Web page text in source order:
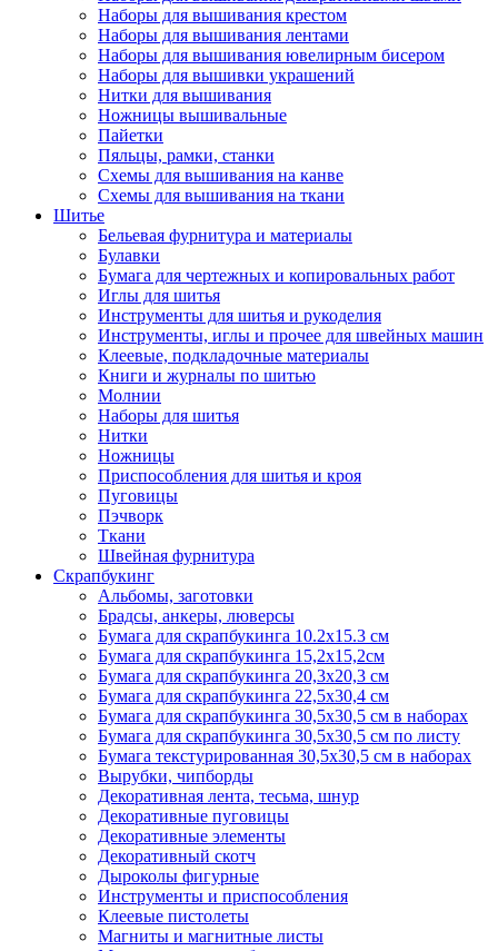
Наборы для вышивания крестом
Наборы для вышивания лентами
Наборы для вышивания ювелирным бисером
Наборы для вышивки украшений
Нитки для вышивания
Ножницы вышивальные
Пайетки
Пяльцы, рамки, станки
Схемы для вышивания на канве
Схемы для вышивания на ткани
Шитье
Бельевая фурнитура и материалы
Булавки
Бумага для чертежных и копировальных работ
Иглы для шитья
Инструменты для шитья и рукоделия
Инструменты, иглы и прочее для швейных машин
Клеевые, подкладочные материалы
Книги и журналы по шитью
Молнии
Наборы для шитья
Нитки
Ножницы
Приспособления для шитья и кроя
Пуговицы
Пэчворк
Ткани
Швейная фурнитура
Скрапбукинг
Альбомы, заготовки
Брадсы, анкеры, люверсы
Бумага для скрапбукинга 10.2х15.3 см
Бумага для скрапбукинга 15,2х15,2см
Бумага для скрапбукинга 20,3х20,3 см
Бумага для скрапбукинга 22,5х30,4 см
Бумага для скрапбукинга 30,5х30,5 см в наборах
Бумага для скрапбукинга 30,5х30,5 см по листу
Бумага текстурированная 30,5х30,5 см в наборах
Вырубки, чипборды
Декоративная лента, тесьма, шнур
Декоративные пуговицы
Декоративные элементы
Декоративный скотч
Дыроколы фигурные
Инструменты и приспособления
Клеевые пистолеты
Магниты и магнитные листы